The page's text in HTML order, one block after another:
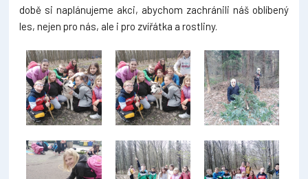
době si naplánujeme akci, abychom zachránili náš oblíbený
les, nejen pro nás, ale i pro zvířátka a rostliny.